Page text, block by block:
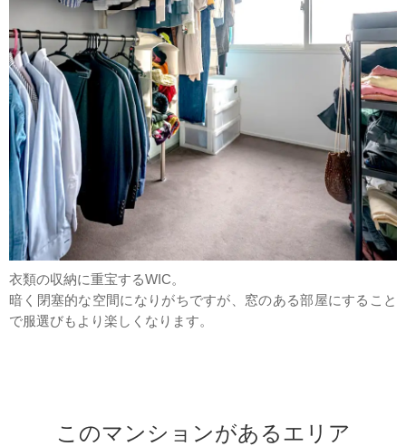
衣類の収納に重宝するWIC。
暗く閉塞的な空間になりがちですが、窓のある部屋にすること
で服選びもより楽しくなります。
このマンションがあるエリア